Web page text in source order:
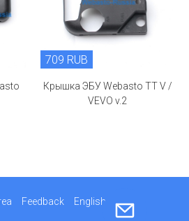
709 RUB
Крышка ЭБУ Webasto TT V /
VEVO v.2
Feedback English